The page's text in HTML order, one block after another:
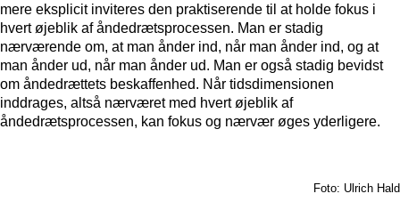
mere eksplicit inviteres den praktiserende til at holde fokus i
hvert øjeblik af åndedrætsprocessen. Man er stadig
nærværende om, at man ånder ind, når man ånder ind, og at
man ånder ud, når man ånder ud. Man er også stadig bevidst
om åndedrættets beskaffenhed. Når tidsdimensionen
inddrages, altså nærværet med hvert øjeblik af
åndedrætsprocessen, kan fokus og nærvær øges yderligere.
Foto: Ulrich Hald